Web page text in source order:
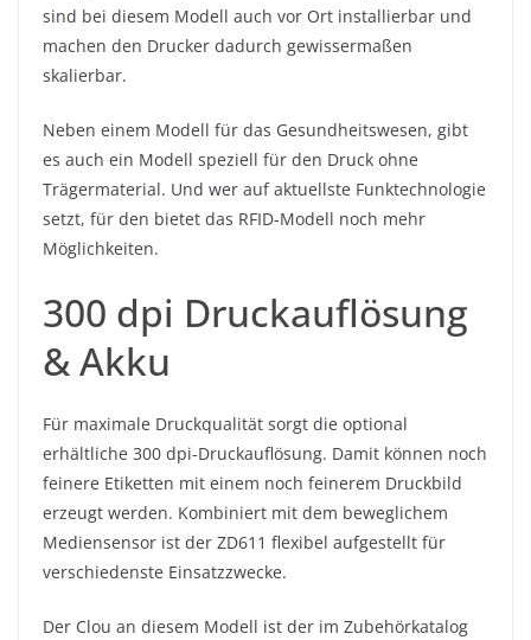
sind bei diesem Modell auch vor Ort installierbar und
machen den Drucker dadurch gewissermaßen
skalierbar.
Neben einem Modell für das Gesundheitswesen, gibt
es auch ein Modell speziell für den Druck ohne
Trägermaterial. Und wer auf aktuellste Funktechnologie
setzt, für den bietet das RFID-Modell noch mehr
Möglichkeiten.
300 dpi Druckauflösung
& Akku
Für maximale Druckqualität sorgt die optional
erhältliche 300 dpi-Druckauflösung. Damit können noch
feinere Etiketten mit einem noch feinerem Druckbild
erzeugt werden. Kombiniert mit dem beweglichem
Mediensensor ist der ZD611 flexibel aufgestellt für
verschiedenste Einsatzzwecke.
Der Clou an diesem Modell ist der im Zubehörkatalog